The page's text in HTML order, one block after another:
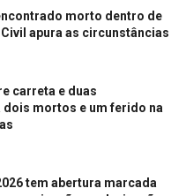
morto dentro de
apura as circunstâncias
carreta e duas
mortos e um ferido na
tem abertura marcada